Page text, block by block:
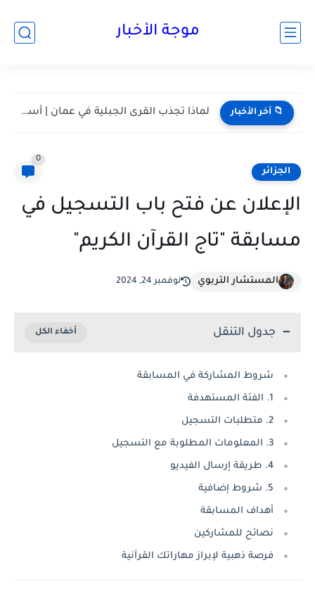
موجة الأخبار
📁 آخر الأخبار مسقط واحدة من أكثر المدن هدوءا في الخليج | أعرف...
الجزائر
0
الإعلان عن فتح باب التسجيل في
مسابقة "تاج القرآن الكريم"
المستشار التربوي نوفمبر 24, 2024
جدول التنقل
شروط المشاركة في المسابقة
1. الفئة المستهدفة
2. متطلبات التسجيل
3. المعلومات المطلوبة مع التسجيل
4. طريقة إرسال الفيديو
5. شروط إضافية
أهداف المسابقة
نصائح للمشاركين
فرصة ذهبية لإبراز مهاراتك القرآنية